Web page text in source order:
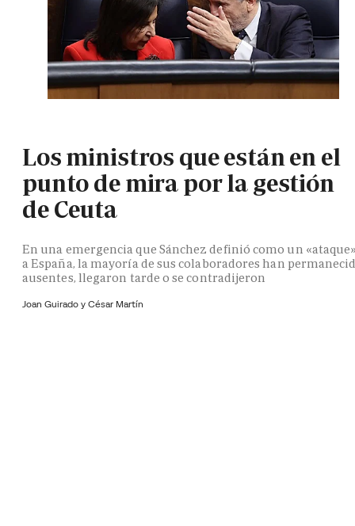
Los ministros que están en el
punto de mira por la gestión
de Ceuta
En una emergencia que Sánchez definió como un
a España, la mayoría de sus colaboradores han
ausentes, llegaron tarde o se contradijeron
Joan Guirado y César Martín